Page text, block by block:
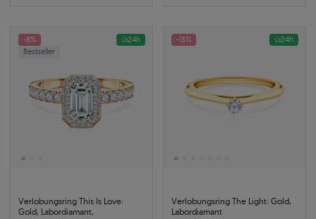
-8%
Bestseller
24h
Verlobungsring This Is Love:
Gold, Labordiamant,
-13% 24h
Verlobungsring The Light: Gold,
Labordiamant